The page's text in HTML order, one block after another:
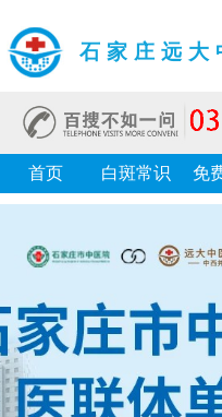
石家庄远大
首页 白斑常识 免